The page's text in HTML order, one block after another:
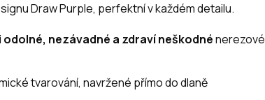
Draw Purple, perfektní v každém detailu.
odolné, nezávadné a zdraví neškodnénerezové
tvarování, navržené přímo do dlaně